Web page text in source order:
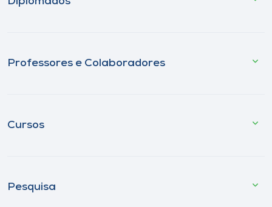
Professores e Colaboradores
Cursos
Pesquisa